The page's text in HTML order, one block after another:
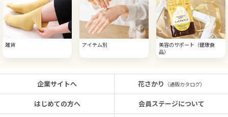
雑貨 アイテム別
美容のサポート（健康食
品）
企業サイトへ
はじめての方へ
花さかり （通販カタログ）
会員ステージについて